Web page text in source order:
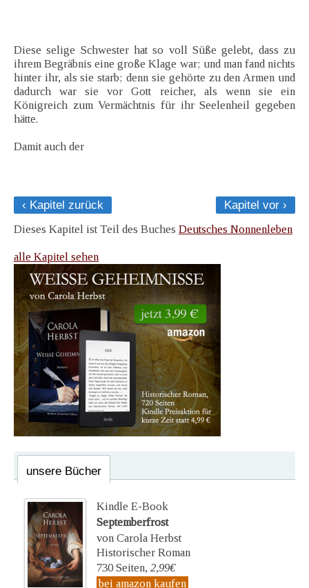
Diese selige Schwester hat so voll Süße gelebt, dass zu
ihrem Begräbnis eine große Klage war; und man fand nichts
hinter ihr, als sie starb; denn sie gehörte zu den Armen und
dadurch war sie vor Gott reicher, als wenn sie ein
Königreich zum Vermächtnis für ihr Seelenheil gegeben
hätte.
Damit auch der
‹ Kapitel zurück
Kapitel vor ›
Dieses Kapitel ist Teil des Buches Deutsches Nonnenleben
alle Kapitel sehen
unsere Bücher
Kindle E-Book
Septemberfrost
von Carola Herbst
Historischer Roman
730 Seiten, 2,99€
bei amazon kaufen